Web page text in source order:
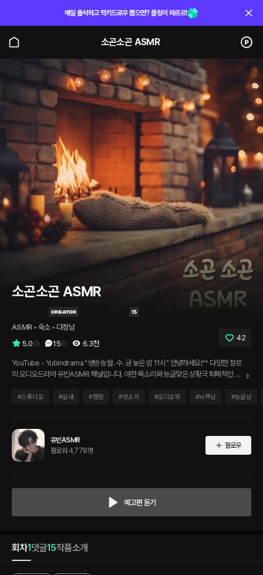
매일 출석하고 럭키드로우 뽑으면? 플링이 와르르!
소곤소곤 ASMR
소곤소곤 ASMR
ASMR • 숙소 • 다정남
5.0
15 6.3천
42
YouTube - Yubindrama "생방송 월. 수. 금 늦은 밤 11시" 안녕하세요!^^ 다양한 장르
의 오디오드라마 유빈ASMR 채널입니다. 야한 목소리와 능글맞은 상황극 퇴폐적인 소
니다!
#스튜디오 #실내 #캠핑 #빗소리 #오디오북 #뇌섹남 #능글남
유빈ASMR
팔로워 4,778명
팔로우
예고편 듣기
회차1 댓글15작품소개